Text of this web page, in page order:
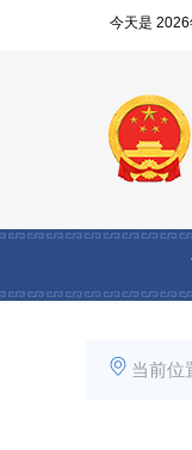
今天是 2026
当前位